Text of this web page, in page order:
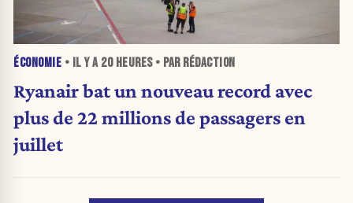
ÉCONOMIE • IL Y A 20 HEURES• PAR RÉDACTION
Ryanair bat un nouveau record avec
plus de 22 millions de passagers en
juillet